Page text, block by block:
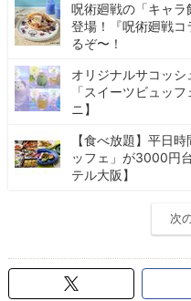
呪術廻戦の「キャ
登場！『呪術廻戦
るぞ〜！
オリジナルサコッ
「スイーツビュッ
ニ】
【食べ放題】平日
ッフェ」が3000円
テル大阪】
次